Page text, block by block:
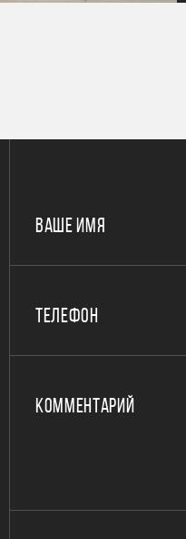
ВАШЕ ИМЯ
ТЕЛЕФОН
КОММЕНТАРИЙ